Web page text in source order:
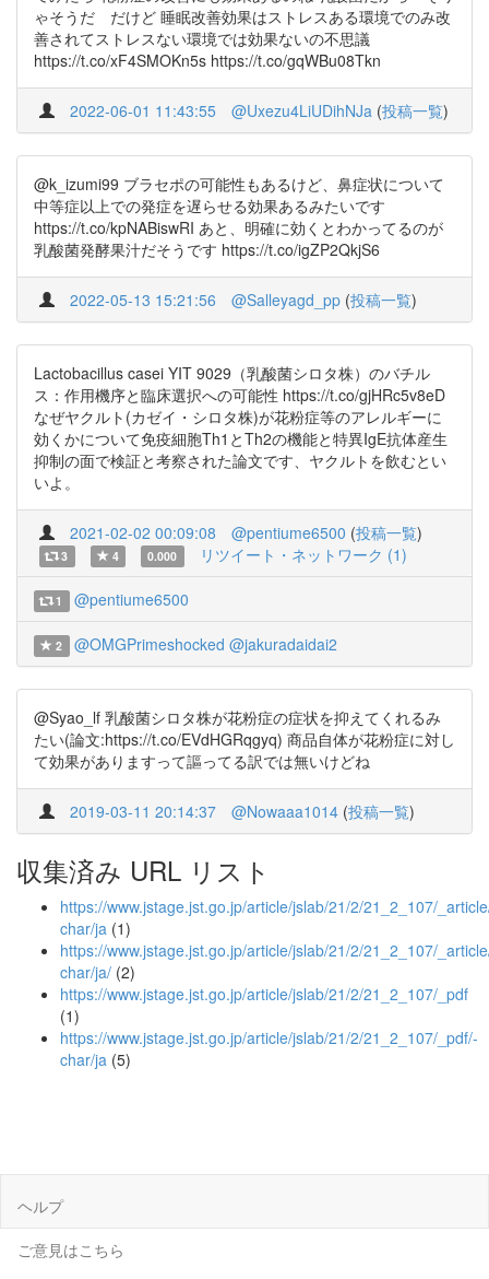
ゃそうだ だけど 睡眠改善効果はストレスある環境でのみ改
善されてストレスない環境では効果ないの不思議
https://t.co/xF4SMOKn5s https://t.co/gqWBu08Tkn
2022-06-01 11:43:55 @Uxezu4LiUDihNJa (投稿一覧)
@k_izumi99 ブラセポの可能性もあるけど、鼻症状について
中等症以上での発症を遅らせる効果あるみたいです
https://t.co/kpNABiswRI あと、明確に効くとわかってるのが
乳酸菌発酵果汁だそうです https://t.co/igZP2QkjS6
2022-05-13 15:21:56 @Salleyagd_pp (投稿一覧)
Lactobacillus casei YIT 9029（乳酸菌シロタ株）のバチル
ス：作用機序と臨床選択への可能性 https://t.co/gjHRc5v8eD
なぜヤクルト(カゼイ・シロタ株)が花粉症等のアレルギーに
効くかについて免疫細胞Th1とTh2の機能と特異IgE抗体産生
抑制の面で検証と考察された論文です、ヤクルトを飲むとい
いよ。
2021-02-02 00:09:08 @pentiume6500 (投稿一覧)
3 4 0.000 リツイート・ネットワーク (1)
1 @pentiume6500
2 @OMGPrimeshocked @jakuradaidai2
@Syao_lf 乳酸菌シロタ株が花粉症の症状を抑えてくれるみ
たい(論文:https://t.co/EVdHGRqgyq) 商品自体が花粉症に対し
て効果がありますって謳ってる訳では無いけどね
2019-03-11 20:14:37 @Nowaaa1014 (投稿一覧)
収集済み URL リスト
https://www.jstage.jst.go.jp/article/jslab/21/2/21_2_107/
char/ja (1)
https://www.jstage.jst.go.jp/article/jslab/21/2/21_2_107/
char/ja/ (2)
https://www.jstage.jst.go.jp/article/jslab/21/2/21_2_107/_pdf
(1)
https://www.jstage.jst.go.jp/article/jslab/21/2/21_2_107/_pdf/-
char/ja (5)
ヘルプ
ご意見はこちら